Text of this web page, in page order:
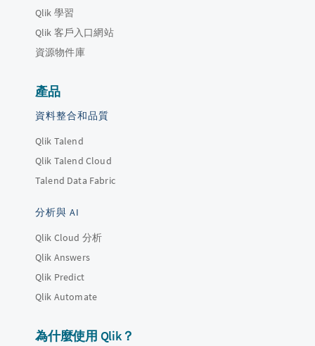
Qlik 學習
Qlik 客戶入口網站
資源物件庫
產品
資料整合和品質
Qlik Talend
Qlik Talend Cloud
Talend Data Fabric
分析與 AI
Qlik Cloud 分析
Qlik Answers
Qlik Predict
Qlik Automate
為什麼使用 Qlik？